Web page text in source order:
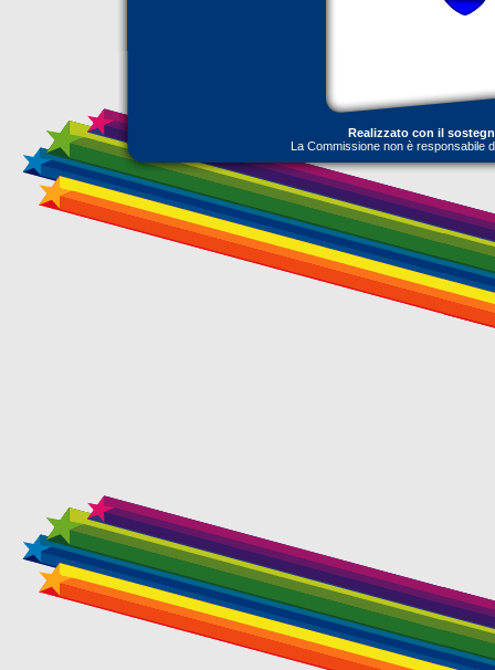
Realizzato con il
La Commissione non è responsabile